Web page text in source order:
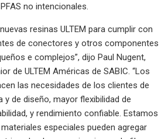
no intencionales.
resinas ULTEM para cumplir con
de conectores y otros componentes
e complejos”, dijo Paul Nugent,
de ULTEM Américas de SABIC. “Los
las necesidades de los clientes de
de diseño, mayor flexibilidad de
y rendimiento confiable. Estamos
especiales pueden agregar